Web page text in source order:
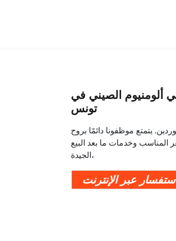
ألومنيوم الصيني في
تونس
يتمتع موظفونا دائمًا بروح
المناسب وخدمات ما بعد البيع
الجيدة،
عبر الإنترنت